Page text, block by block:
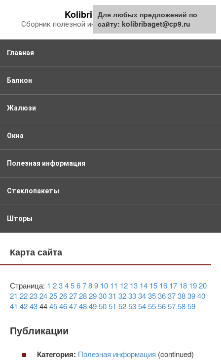
контенту
Kolibribaget.ru
Сборник полезной информации про балкон
Главная
Балкон
Жалюзи
Окна
Полезная информация
Стеклопакеты
Шторы
Карта сайта
Страница: 1 23456789 10 11 12 13 14 15 16 17 18 1920
21 22232425262728293031 323334353637383940
41 42434445464748495051 5253545556575859
Публикации
Категория: Полезная информация (continued)
Для любых предложений по
сайту: kolibribaget@cp9.ru